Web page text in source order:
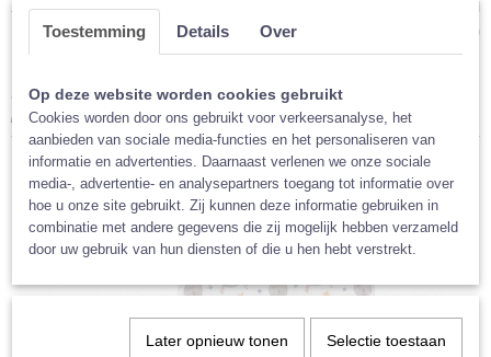
Inloggen Registreren
(0)
Home >Luiers>Per Merk> XKKO>Wetbag XKKO, verschillende
prints
Toestemming Details Over
Op deze website worden cookies gebruikt
Cookies worden door ons gebruikt voor verkeersanalyse, het
aanbieden van sociale media-functies en het personaliseren van
informatie en advertenties. Daarnaast verlenen we onze sociale
media-, advertentie- en analysepartners toegang tot informatie over
hoe u onze site gebruikt. Zij kunnen deze informatie gebruiken in
combinatie met andere gegevens die zij mogelijk hebben verzameld
door uw gebruik van hun diensten of die u hen hebt verstrekt.
Later opnieuw tonen Selectie toestaan